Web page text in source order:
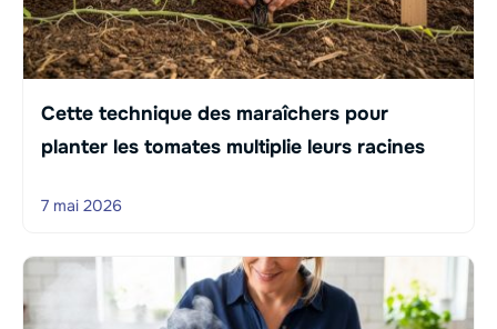
Cette technique des maraîchers pour
planter les tomates multiplie leurs racines
7 mai 2026